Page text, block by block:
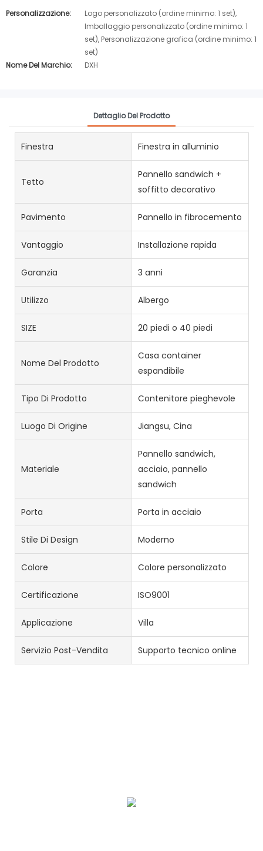
Personalizzazione:
Logo personalizzato (ordine minimo: 1 set),
Imballaggio personalizzato (ordine minimo: 1
set), Personalizzazione grafica (ordine minimo: 1
set)
Nome Del Marchio:
DXH
Dettaglio Del Prodotto
Finestra Finestra in alluminio
Tetto
Pannello sandwich +
soffitto decorativo
Pavimento Pannello in fibrocemento
Vantaggio Installazione rapida
Garanzia 3 anni
Utilizzo Albergo
SIZE 20 piedi o 40 piedi
Nome Del Prodotto
Casa container
espandibile
Tipo Di Prodotto Contenitore pieghevole
Luogo Di Origine Jiangsu, Cina
Materiale
Pannello sandwich,
acciaio, pannello
sandwich
Porta Porta in acciaio
Stile Di Design Moderno
Colore Colore personalizzato
Certificazione ISO9001
Applicazione Villa
Servizio Post-Vendita Supporto tecnico online